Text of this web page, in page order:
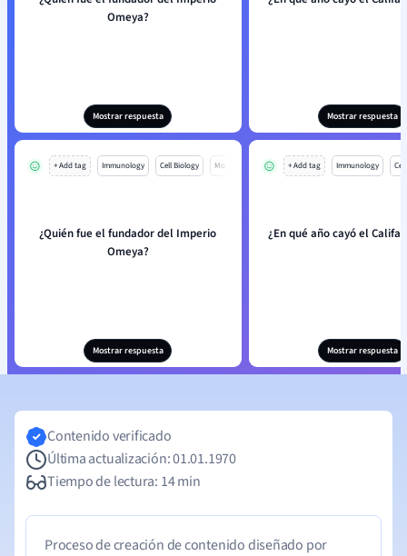
Omeya?
Mostrar respuesta Mostrar respuesta
+ Add tag Immunology Cell Biology Mo
¿Quién fue el fundador del Imperio
Omeya?
Mostrar respuesta
+ Add tag Immunology
¿En qué año cayó el
Mostrar respuesta
Contenido verificado
Última actualización: 01.01.1970
Tiempo de lectura: 14 min
Proceso de creación de contenido diseñado por